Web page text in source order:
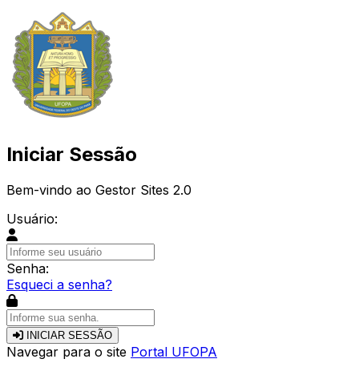
Iniciar Sessão
Bem-vindo ao Gestor Sites 2.0
Usuário:
Senha:
Esqueci a senha?
INICIAR SESSÃO
Navegar para o site Portal UFOPA